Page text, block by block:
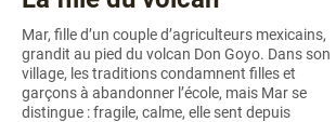
Mar, fille d’un couple d’agriculteurs mexicains,
grandit au pied du volcan Don Goyo. Dans son
village, les traditions condamnent filles et
garçons à abandonner l’école, mais Mar se
distingue : fragile, calme, elle sent depuis